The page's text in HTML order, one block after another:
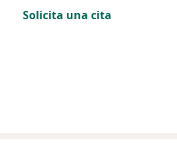
Solicita una cita